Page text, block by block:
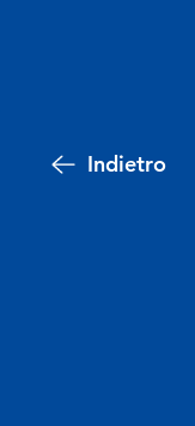
Indietro